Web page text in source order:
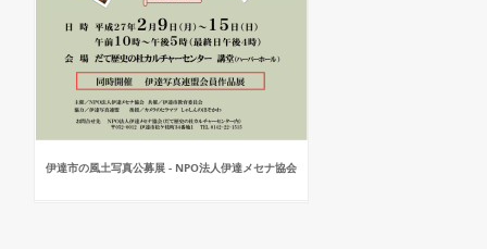
伊達市の風土写真公募展 - NPO法人伊達メセナ協会